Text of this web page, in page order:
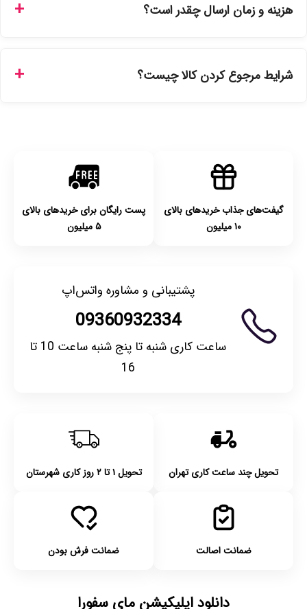
نمایندگی‌های معتبر تهیه شده و دارای بچ‌کد قابل استعلام هستند.
هزینه و زمان ارسال چقدر است؟
انتخاب کنید و برای شهرستان‌ها بین یک الی ۳ روز کاری از طریق
شرایط مرجوع کردن کالا چیست؟
گیفت‌های جذاب خریدهای بالای
۱۰ میلیون
پست رایگان برای خریدهای بالای
۵ میلیون
پشتیبانی و مشاوره واتس‌اپ
09360932334
ساعت کاری شنبه تا پنج شنبه ساعت 10 تا
16
تحویل چند ساعت کاری تهران تحویل ۱ تا ۲ روز کاری شهرستان
ضمانت اصالت ضمانت فرش بودن
دانلود اپلیکیشن مای سفورا